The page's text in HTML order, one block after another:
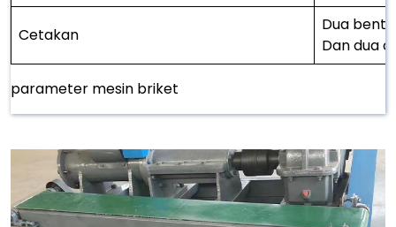
Cetakan
Dua
Dan dua
parameter mesin briket